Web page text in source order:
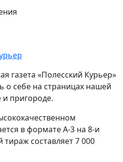
газета «Полесский Курьер»
о себе на страницах нашей
и пригороде.
в формате А-3 на 8-и
составляет 7 000